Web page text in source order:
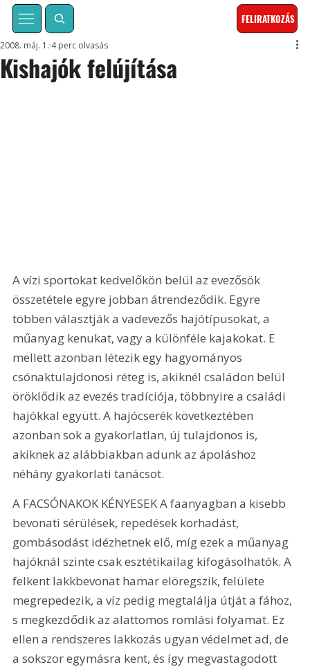
FELIRATKOZÁS
Kishajók felújítása
2008. máj. 1. 4 perc olvasás
A vízi sportokat kedvelőkön belül az evezősök
összetétele egyre jobban átrendeződik. Egyre
többen választják a vadevezős hajótípusokat, a
műanyag kenukat, vagy a különféle kajakokat. E
mellett azonban létezik egy hagyományos
csónaktulajdonosi réteg is, akiknél családon belül
öröklődik az evezés tradíciója, többnyire a családi
hajókkal együtt. A hajócserék következtében
azonban sok a gyakorlatlan, új tulajdonos is,
akiknek az alábbiakban adunk az ápoláshoz
néhány gyakorlati tanácsot.
A FACSÓNAKOK KÉNYESEK A faanyagban a kisebb
bevonati sérülések, repedések korhadást,
gombásodást idézhetnek elő, míg ezek a műanyag
hajóknál szinte csak esztétikailag kifogásolhatók. A
felkent lakkbevonat hamar elöregszik, felülete
megrepedezik, a víz pedig megtalálja útját a fához,
s megkezdődik az alattomos romlási folyamat. Ez
ellen a rendszeres lakkozás ugyan védelmet ad, de
a sokszor egymásra kent, és így megvastagodott